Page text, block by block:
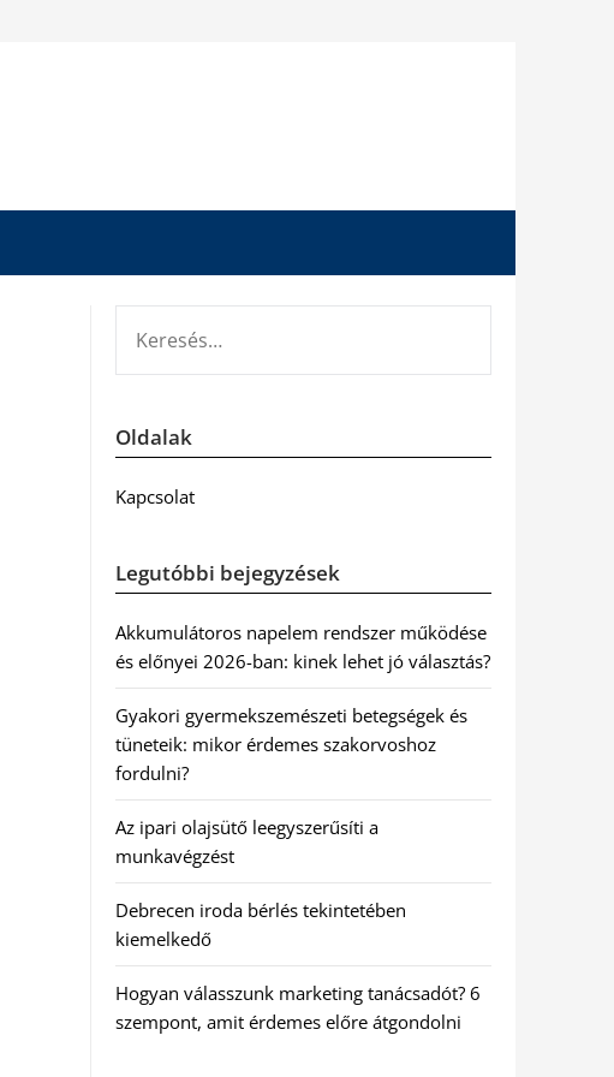
Oldalak
Kapcsolat
Legutóbbi bejegyzések
Akkumulátoros napelem rendszer működése
és előnyei 2026-ban: kinek lehet jó választás?
Gyakori gyermekszemészeti betegségek és
tüneteik: mikor érdemes szakorvoshoz
fordulni?
Az ipari olajsütő leegyszerűsíti a
munkavégzést
Debrecen iroda bérlés tekintetében
kiemelkedő
Hogyan válasszunk marketing tanácsadót? 6
szempont, amit érdemes előre átgondolni